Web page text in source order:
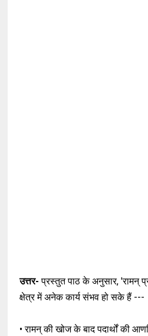
उत्तर-प्रस्तुत पाठ के अनुसार, 'रामन्
क्षेत्र में अनेक कार्य संभव हो सके हैं ---
• रामन् की खोज के बाद पदार्थों की